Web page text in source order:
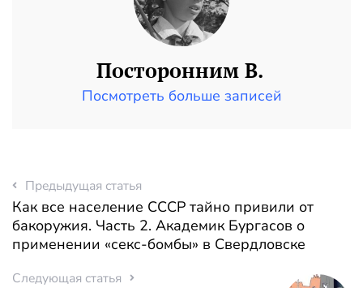
Посторонним В.
Посмотреть больше записей
Предыдущая статья
Как все население СССР тайно привили от
бакоружия. Часть 2. Академик Бургасов о
применении «секс-бомбы» в Свердловске
Следующая статья